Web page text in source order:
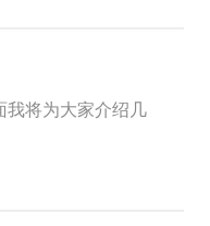
我将为大家介绍几